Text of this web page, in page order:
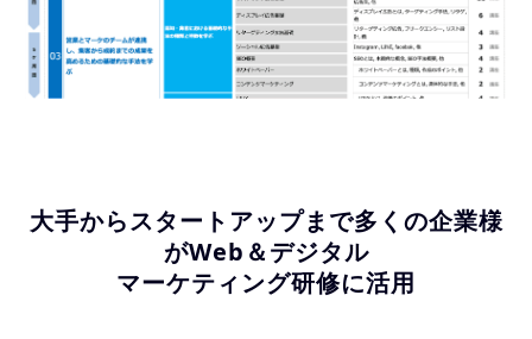
大手からスタートアップまで多くの企業様
がWeb＆デジタル
マーケティング研修に活用